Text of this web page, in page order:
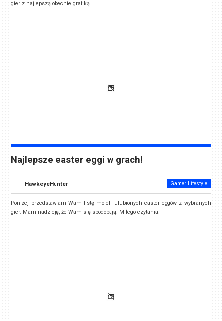
gier z najlepszą obecnie grafiką.
Najlepsze easter eggi w grach!
HawkeyeHunter Gamer Lifestyle
Poniżej przedstawiam Wam listę moich ulubionych easter eggów z wybranych
gier. Mam nadzieję, że Wam się spodobają. Miłego czytania!